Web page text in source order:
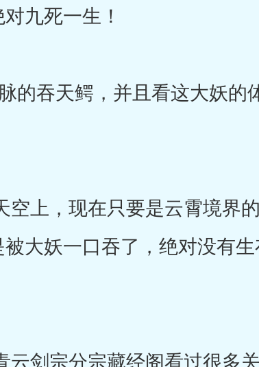
九死一生！
吞天鳄，并且看这大妖的
上，现在只要是云霄境界
大妖一口吞了，绝对没有
剑宗分宗藏经阁看过很多